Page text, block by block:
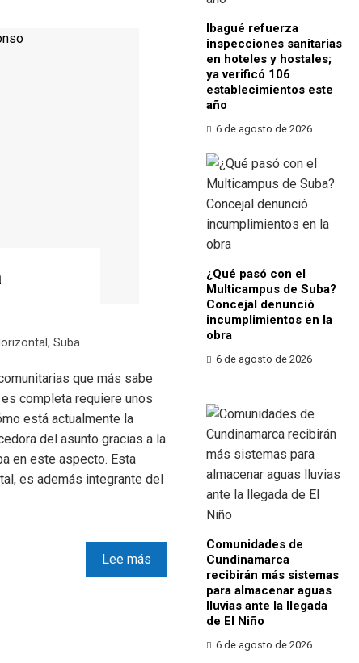
, Suba
que más sabe
completa requiere unos
está actualmente la
del asunto gracias a la
en este aspecto. Esta
es además integrante del
Lee más
Ibagué refuerza
inspecciones sanitarias
en hoteles y hostales;
ya verificó 106
establecimientos este
año
6 de agosto de 2026
¿Qué pasó con el
Multicampus de Suba?
Concejal denunció
incumplimientos en la
obra
6 de agosto de 2026
Comunidades de
Cundinamarca
recibirán más sistemas
para almacenar aguas
lluvias ante la llegada
de El Niño
6 de agosto de 2026